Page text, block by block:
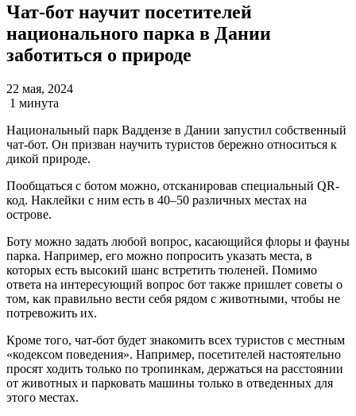
Чат-бот научит посетителей
национального парка в Дании
заботиться о природе
22 мая, 2024
1 минута
Национальный парк Ваддензе в Дании запустил собственный
чат-бот. Он призван научить туристов бережно относиться к
дикой природе.
Пообщаться с ботом можно, отсканировав специальный QR-
код. Наклейки с ним есть в 40–50 различных местах на
острове.
Боту можно задать любой вопрос, касающийся флоры и фауны
парка. Например, его можно попросить указать места, в
которых есть высокий шанс встретить тюленей. Помимо
ответа на интересующий вопрос бот также пришлет советы о
том, как правильно вести себя рядом с животными, чтобы не
потревожить их.
Кроме того, чат-бот будет знакомить всех туристов с местным
«кодексом поведения». Например, посетителей настоятельно
просят ходить только по тропинкам, держаться на расстоянии
от животных и парковать машины только в отведенных для
этого местах.